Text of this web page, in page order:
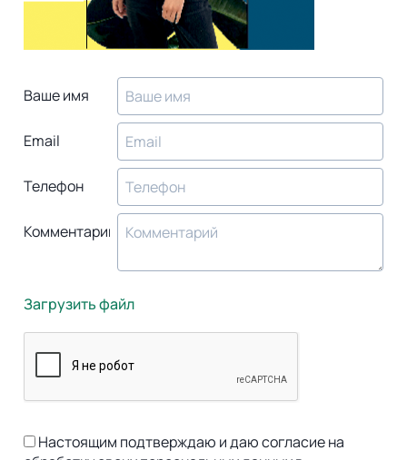
Ваше имя
Email
Телефон
Комментарий
Загрузить файл
Настоящим подтверждаю и даю согласие на